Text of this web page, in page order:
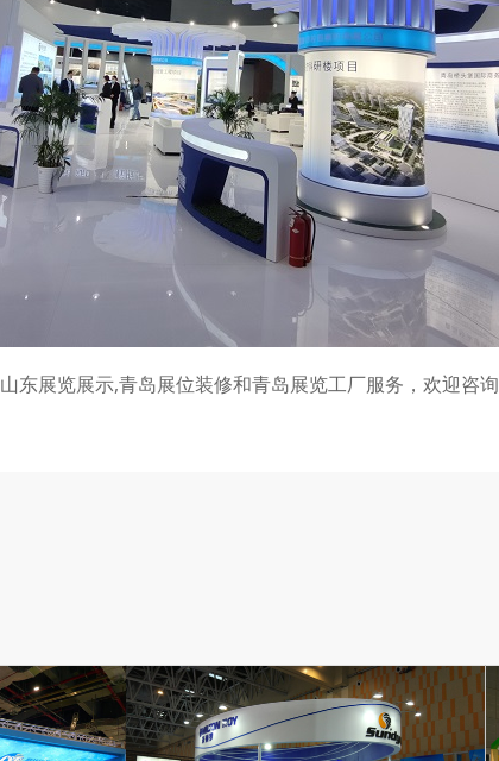
山东展览展示,青岛展位装修和青岛展览工厂服务，欢迎咨询